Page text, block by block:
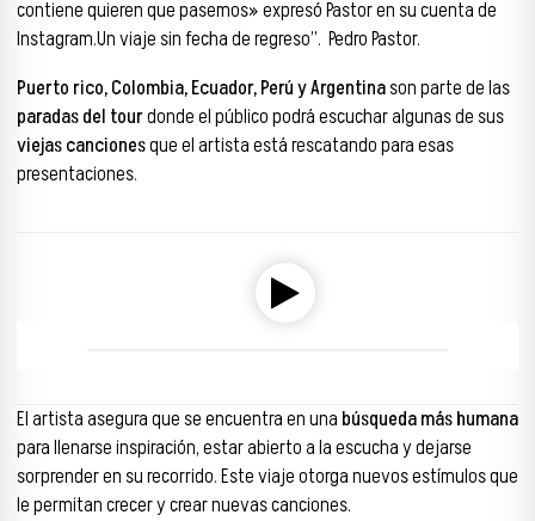
contiene quieren que pasemos» expresó Pastor en su cuenta de
Instagram.Un viaje sin fecha de regreso”. Pedro Pastor.
Puerto rico, Colombia, Ecuador, Perú y Argentinason parte de las
paradas del tourdonde el público podrá escuchar algunas de sus
viejas cancionesque el artista está rescatando para esas
presentaciones.
El artista asegura que se encuentra en una búsqueda más humana
para llenarse inspiración, estar abierto a la escucha y dejarse
sorprender en su recorrido. Este viaje otorga nuevos estímulos que
le permitan crecer y crear nuevas canciones.